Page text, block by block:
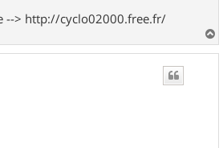
--> http://cyclo02000.free.fr/
a